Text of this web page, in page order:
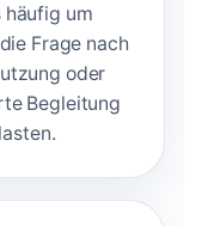
häufig um
Frage nach
oder
Begleitung